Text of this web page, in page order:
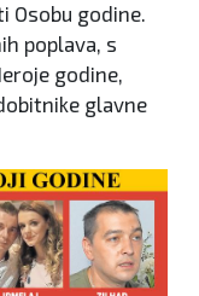
Osobu godine.
poplava, s
godine,
glavne